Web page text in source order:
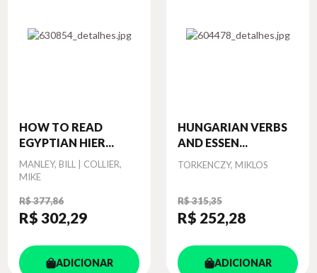
HOW TO READ
EGYPTIAN HIER...
Autor
MANLEY, BILL | COLLIER,
MIKE
R$ 377,86
R$ 302,29
ADICIONAR
HUNGARIAN VERBS
AND ESSEN...
Autor
TORKENCZY, MIKLOS
R$ 315,35
R$ 252,28
ADICIONAR